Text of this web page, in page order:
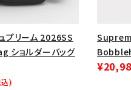
プリーム 2026SS
ショルダーバッグ
)